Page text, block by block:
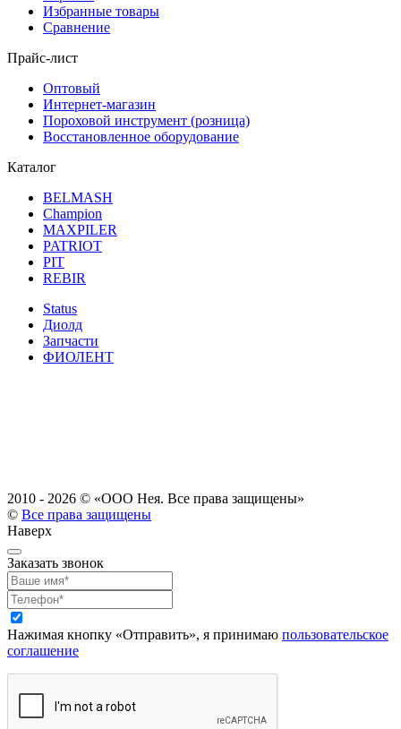
Избранные товары
Сравнение
Прайс-лист
Оптовый
Интернет-магазин
Пороховой инструмент (розница)
Восстановленное оборудование
Каталог
BELMASH
Champion
MAXPILER
PATRIOT
PIT
REBIR
Status
Диолд
Запчасти
ФИОЛЕНТ
2010 - 2026 © «ООО Нея. Все права защищены»
© Все права защищены
Наверх
Заказать звонок
Нажимая кнопку «Отправить», я принимаю пользовательское
соглашение